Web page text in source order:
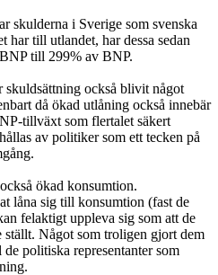
skulderna i Sverige som svenska
har till utlandet, har dessa sedan
till 299% av BNP.
skuldsättning också blivit något
då ökad utlåning också innebär
tillväxt som flertalet säkert
av politiker som ett tecken på
ökad konsumtion.
låna sig till konsumtion (fast de
felaktigt uppleva sig som att de
ställt. Något som troligen gjort dem
politiska representanter som